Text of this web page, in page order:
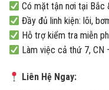
Có mặt tận nơi tại Bắc
Đầy đủ linh kiện: lõi,
Hỗ trợ kiểm tra miễn
Làm việc cả thứ 7, CN
Liên Hệ Ngay: